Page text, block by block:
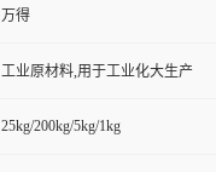
万得
工业原材料,用于工业化大生产
25kg/200kg/5kg/1kg